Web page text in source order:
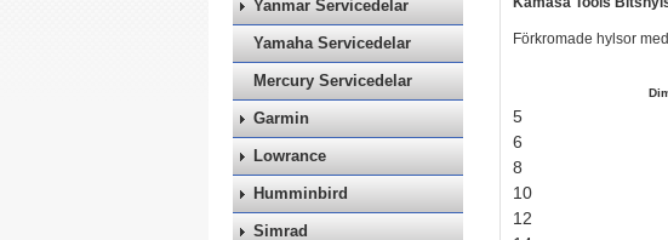
Yanmar Servicedelar
Yamaha Servicedelar
Mercury Servicedelar
Garmin
Lowrance
Humminbird
Simrad
Förkromade hylsor
5
6
8
10
12